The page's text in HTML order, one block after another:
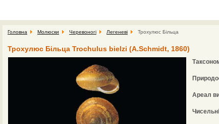
Головна Молюски Черевоногі Легеневі Трохулюс Більца
Трохулюс Більца Trochulus bielzi (A.Schmidt, 1860)
Ареал